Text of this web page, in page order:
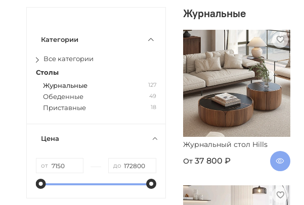
Журнальные
Журнальный стол Hills
От 37 800 ₽
Категории
Все категории
Столы
Журнальные
127
Обеденные 49
Приставные 18
Цена
от до